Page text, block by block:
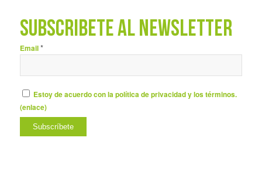
SUBSCRÍBETE AL NEWSLETTER
Email*
Estoy de acuerdo con la política de privacidad y los términos.
(enlace)